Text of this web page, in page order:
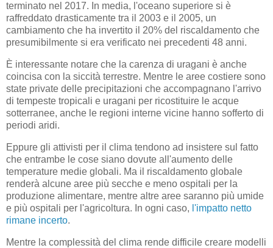
terminato nel 2017. In media, l'oceano superiore si è
raffreddato drasticamente tra il 2003 e il 2005, un
cambiamento che ha invertito il 20% del riscaldamento che
presumibilmente si era verificato nei precedenti 48 anni.
È interessante notare che la carenza di uragani è anche
coincisa con la siccità terrestre. Mentre le aree costiere sono
state private delle precipitazioni che accompagnano l'arrivo
di tempeste tropicali e uragani per ricostituire le acque
sotterranee, anche le regioni interne vicine hanno sofferto di
periodi aridi.
Eppure gli attivisti per il clima tendono ad insistere sul fatto
che entrambe le cose siano dovute all'aumento delle
temperature medie globali. Ma il riscaldamento globale
renderà alcune aree più secche e meno ospitali per la
produzione alimentare, mentre altre aree saranno più umide
e più ospitali per l'agricoltura. In ogni caso, l'impatto netto
rimane incerto.
Mentre la complessità del clima rende difficile creare modelli